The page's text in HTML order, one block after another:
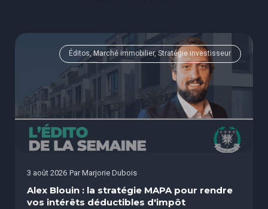
Éditos, Marché immobilier, Stratégie investisseur
3 août 2026 Par Marjorie Dubois
Alex Blouin : la stratégie MAPA pour rendre
vos intérêts déductibles d'impôt